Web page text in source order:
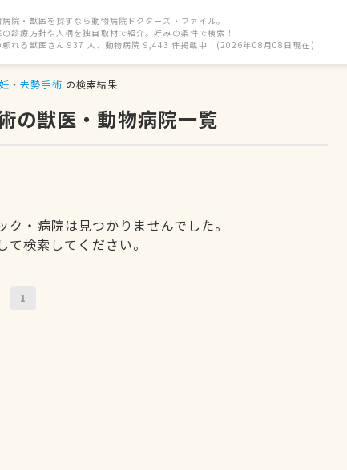
病院・獣医を探すなら動物病院ドクターズ・ファイル。
の診療方針や人柄を独自取材で紹介。好みの条件で検索！
頼れる獣医さん 937 人、動物病院 9,443 件掲載中！(2026年08月08日現在)
・去勢手術 の検索結果
の獣医・動物病院一覧
・病院は見つかりませんでした。
検索してください。
1